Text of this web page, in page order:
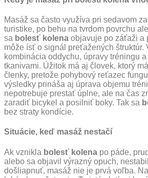
Masáž sa často využíva pri sedavom
turistike, po behu na tvrdom povrchu
sa bolesť kolena objavuje po záťaži a
môže ísť o signál preťažených štruktúr.
kombinácia oddychu, úpravy tréningu
tkanivami. Úžitok má aj človek, ktorý
členky, pretože pohybový reťazec
výsledky prináša aj úprava objemu
nepotrebuje prestať úplne, ale na čas
zaradiť bicykel a posilniť boky. Tak sa
bez straty kondície.
Situácie, keď masáž nestačí
Ak vznikla bolesť kolena po páde,
alebo sa objavil výrazný opuch,
došliapnuť, masáž nie je prvá voľba.